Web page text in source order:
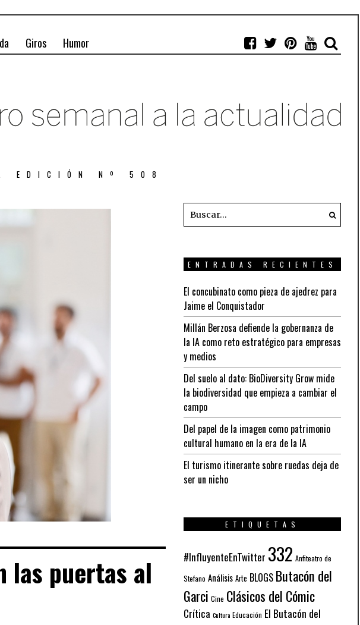
Giros Humor
EDICIÓN Nº 508
las puertas al
ENTRADAS RECIENTES
El concubinato como pieza de ajedrez para
Jaime el Conquistador
Millán Berzosa defiende la gobernanza de
la IA como reto estratégico para empresas
y medios
Del suelo al dato: BioDiversity Grow mide
la biodiversidad que empieza a cambiar el
campo
Del papel de la imagen como patrimonio
cultural humano en la era de la IA
El turismo itinerante sobre ruedas deja de
ser un nicho
ETIQUETAS
#InfluyenteEnTwitter 332 Anfiteatro de
Stefano Análisis Arte BLOGS Butacón del
Garci Cine Clásicos del Cómic
Crítica Cultura Educación El Butacón del